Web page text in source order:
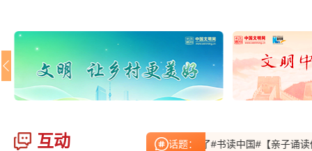
互动 话题：
金玲：小家里和和气气的，乡风自然就暖了 #书读中国#【亲子诵读传